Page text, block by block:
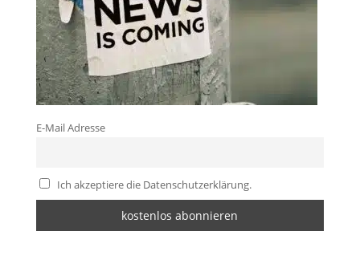
E-Mail Adresse
Ich akzeptiere die Datenschutzerklärung.